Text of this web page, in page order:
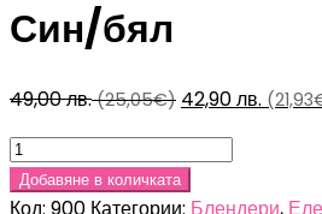
Син/бял
49,00лв.(25,05€) Original
was:
49,00 лв.
42,90лв.
количество
за
Блендер
Добавяне в количката
Код: 900 Категории: Блендери,